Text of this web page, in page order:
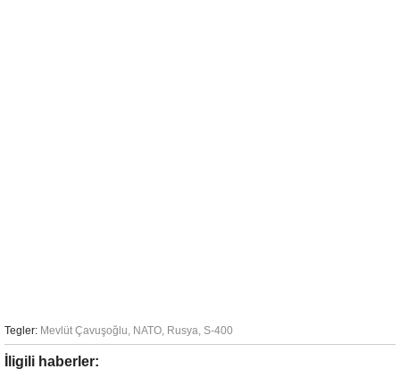
Tegler: Mevlüt Çavuşoğlu, NATO, Rusya, S-400
İligili haberler: